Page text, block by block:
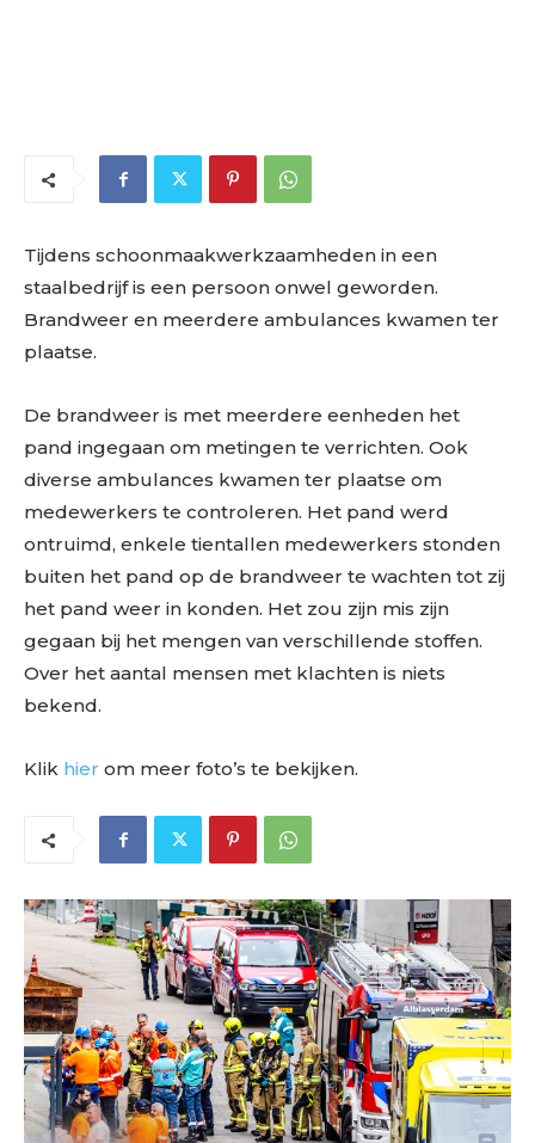
Tijdens schoonmaakwerkzaamheden in een
staalbedrijf is een persoon onwel geworden.
Brandweer en meerdere ambulances kwamen ter
plaatse.
De brandweer is met meerdere eenheden het
pand ingegaan om metingen te verrichten. Ook
diverse ambulances kwamen ter plaatse om
medewerkers te controleren. Het pand werd
ontruimd, enkele tientallen medewerkers stonden
buiten het pand op de brandweer te wachten tot zij
het pand weer in konden. Het zou zijn mis zijn
gegaan bij het mengen van verschillende stoffen.
Over het aantal mensen met klachten is niets
bekend.
Klik hier om meer foto’s te bekijken.